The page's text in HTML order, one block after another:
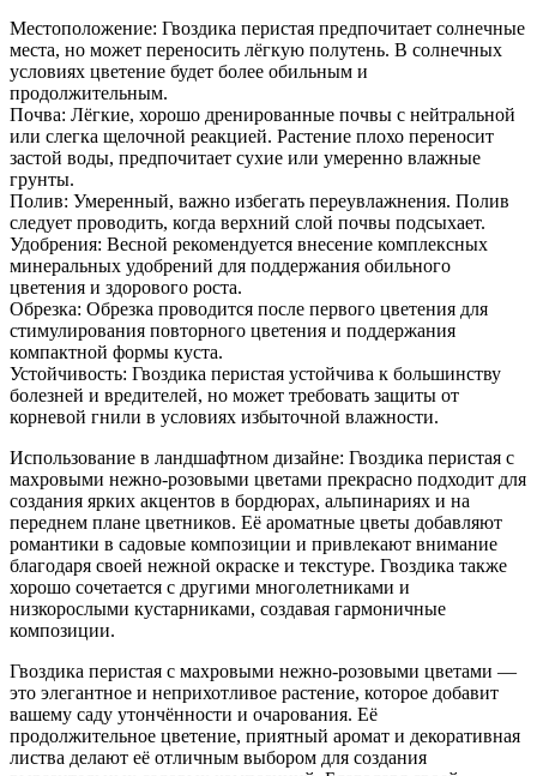
Местоположение: Гвоздика перистая предпочитает солнечные
места, но может переносить лёгкую полутень. В солнечных
условиях цветение будет более обильным и
продолжительным.
Почва: Лёгкие, хорошо дренированные почвы с нейтральной
или слегка щелочной реакцией. Растение плохо переносит
застой воды, предпочитает сухие или умеренно влажные
грунты.
Полив: Умеренный, важно избегать переувлажнения. Полив
следует проводить, когда верхний слой почвы подсыхает.
Удобрения: Весной рекомендуется внесение комплексных
минеральных удобрений для поддержания обильного
цветения и здорового роста.
Обрезка: Обрезка проводится после первого цветения для
стимулирования повторного цветения и поддержания
компактной формы куста.
Устойчивость: Гвоздика перистая устойчива к большинству
болезней и вредителей, но может требовать защиты от
корневой гнили в условиях избыточной влажности.
Использование в ландшафтном дизайне: Гвоздика перистая с
махровыми нежно-розовыми цветами прекрасно подходит для
создания ярких акцентов в бордюрах, альпинариях и на
переднем плане цветников. Её ароматные цветы добавляют
романтики в садовые композиции и привлекают внимание
благодаря своей нежной окраске и текстуре. Гвоздика также
хорошо сочетается с другими многолетниками и
низкорослыми кустарниками, создавая гармоничные
композиции.
Гвоздика перистая с махровыми нежно-розовыми цветами —
это элегантное и неприхотливое растение, которое добавит
вашему саду утончённости и очарования. Её
продолжительное цветение, приятный аромат и декоративная
листва делают её отличным выбором для создания